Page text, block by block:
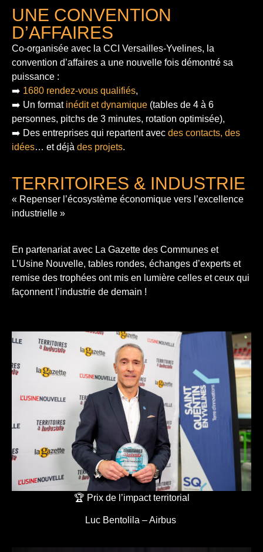
UNE CONVENTION
D’AFFAIRES
Co-organisée avec la CCI Versailles-Yvelines, la
convention d’affaires a une nouvelle fois démontré sa
puissance :
➡️ 1680 rendez-vous qualifiés,
➡️ Un format inédit et dynamique (tables de 4 à 6
personnes, pitchs de 3 minutes, rotation optimisée),
➡️ Des entreprises qui repartent avec des contacts, des
idées… et déjà des projets.
TERRITOIRES & INDUSTRIE
« Repenser l’écosystème économique vers l’excellence
industrielle »
En partenariat avec La Gazette des Communes et
L’Usine Nouvelle, tables rondes, échanges d’experts et
remise des trophées ont mis en lumière celles et ceux qui
façonnent l’industrie de demain !
🏆 Prix de l’impact territorial
Luc Bentolila – Airbus